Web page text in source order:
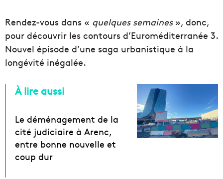
Rendez-vous dans « quelques semaines», donc,
pour découvrir les contours d’Euroméditerranée 3.
Nouvel épisode d’une saga urbanistique à la
longévité inégalée.
À lire aussi
Le déménagement de la
cité judiciaire à Arenc,
entre bonne nouvelle et
coup dur